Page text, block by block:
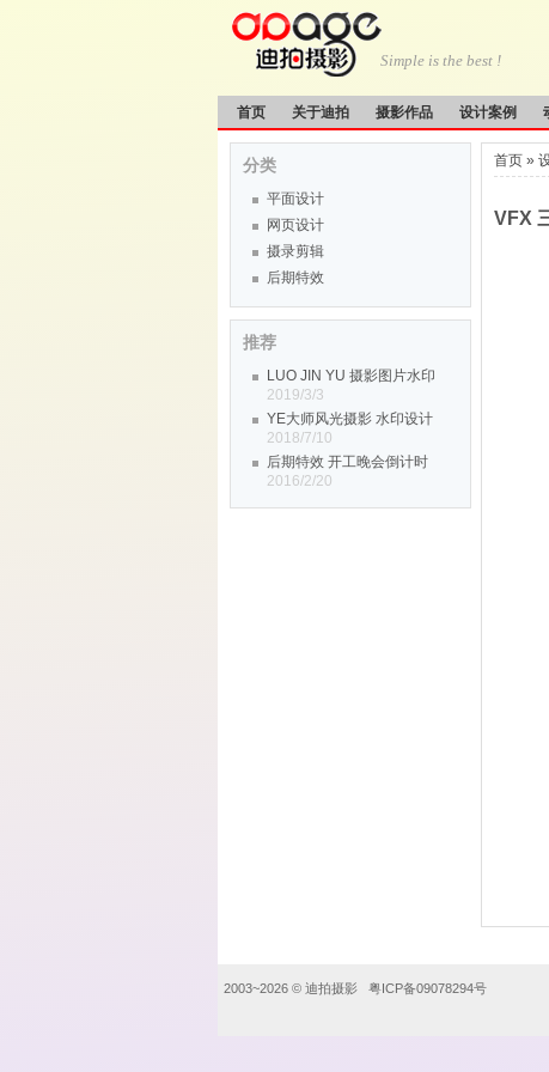
Simple is the best !
首页 关于迪拍 摄影作品 设计案例
分类
平面设计
网页设计
摄录剪辑
后期特效
推荐
LUO JIN YU 摄影图片水印
2019/3/3
YE大师风光摄影 水印设计
2018/7/10
后期特效 开工晚会倒计时
2016/2/20
首页 »
VFX
2003~2026 © 迪拍摄影 粤ICP备09078294号